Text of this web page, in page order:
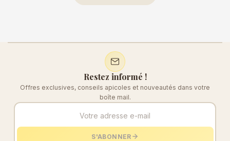
Restez informé !
Offres exclusives, conseils apicoles et nouveautés dans votre
boîte mail.
S'ABONNER